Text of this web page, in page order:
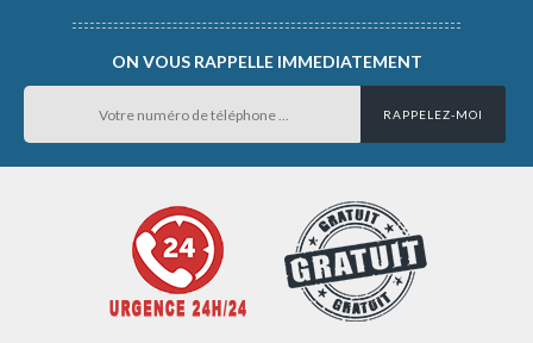
ON VOUS RAPPELLE IMMEDIATEMENT